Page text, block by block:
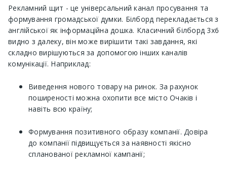
Рекламний щит - це універсальний канал просування та
формування громадської думки. Білборд перекладається з
англійської як інформаційна дошка. Класичний білборд 3х6
видно з далеку, він може вирішити такі завдання, які
складно вирішуються за допомогою інших каналів
комунікації. Наприклад:
Виведення нового товару на ринок. За рахунок
поширеності можна охопити все місто Очаків і
навіть всю країну;
Формування позитивного образу компанії. Довіра
до компанії підвищується за наявності якісно
спланованої рекламної кампанії;